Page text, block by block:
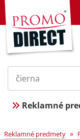
Reklamné
Reklamné predmety »